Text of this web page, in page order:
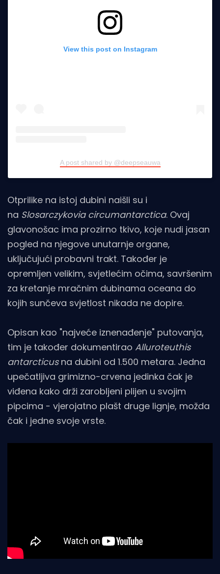
View this post on Instagram
A post shared by @deepseauwa
Otprilike na istoj dubini naišli su i
na Slosarczykovia circumantarctica. Ovaj
glavonošac ima prozirno tkivo, koje nudi jasan
pogled na njegove unutarnje organe,
uključujući probavni trakt. Također je
opremljen velikim, svjetlećim očima, savršenim
za kretanje mračnim dubinama oceana do
kojih sunčeva svjetlost nikada ne dopire.
Opisan kao "najveće iznenađenje" putovanja,
tim je također dokumentirao Alluroteuthis
antarcticusna dubini od 1.500 metara. Jedna
upečatljiva grimizno-crvena jedinka čak je
viđena kako drži zarobljeni plijen u svojim
pipcima - vjerojatno plašt druge lignje, možda
čak i jedne svoje vrste.